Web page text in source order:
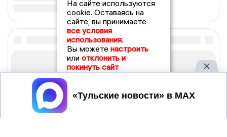
На сайте используются
cookie. Оставаясь на
сайте, вы принимаете
все условия
использования.
Вы можете настроить
или отклонить и
покинуть сайт
Принять